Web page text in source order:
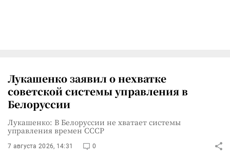
Лукашенко заявил о нехватке
советской системы управления в
Белоруссии
Лукашенко: В Белоруссии не хватает системы
управления времен СССР
7 августа 2026, 14:31 0